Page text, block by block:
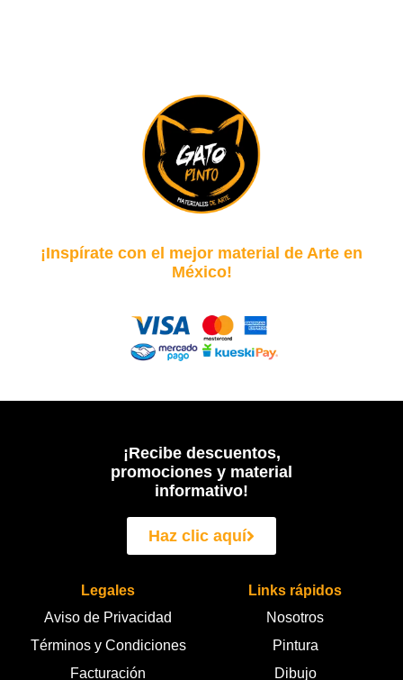
¡Inspírate con el mejor material de Arte en
México!
¡Recibe descuentos,
promociones y material
informativo!
Haz clic aquí
Legales
Aviso de Privacidad
Términos y Condiciones
Facturación
Links rápidos
Nosotros
Pintura
Dibujo